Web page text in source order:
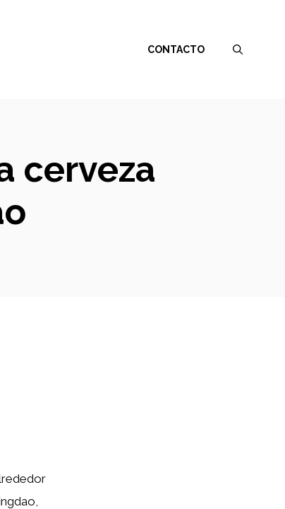
CONTACTO
cerveza